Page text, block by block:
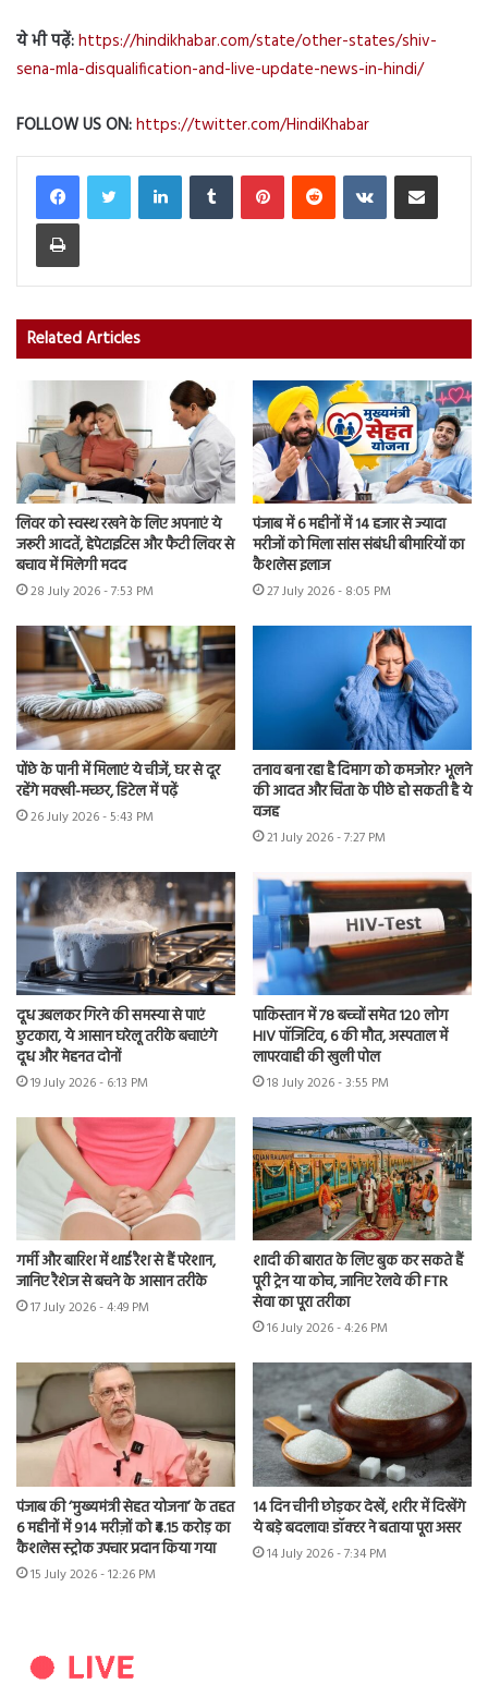
ये भी पढ़ें:https://hindikhabar.com/state/other-states/shiv-
sena-mla-disqualification-and-live-update-news-in-hindi/
FOLLOW US ON:https://twitter.com/HindiKhabar
LinkedInTumblr PinterestReddit VKontakteShare via Email
Print
Related Articles
लिवर को स्वस्थ रखने के लिए अपनाएं ये
जरूरी आदतें, हेपेटाइटिस और फैटी लिवर से
बचाव में मिलेगी मदद
28 July 2026 - 7:53 PM
पंजाब में 6 महीनों में 14 हजार से ज्यादा
मरीजों को मिला सांस संबंधी बीमारियों का
कैशलेस इलाज
27 July 2026 - 8:05 PM
पोंछे के पानी में मिलाएं ये चीजें, घर से दूर
रहेंगे मक्खी-मच्छर, डिटेल में पढ़ें
26 July 2026 - 5:43 PM
तनाव बना रहा है दिमाग को कमजोर? भूलने
की आदत और चिंता के पीछे हो सकती है ये
वजह
21 July 2026 - 7:27 PM
दूध उबलकर गिरने की समस्या से पाएं
छुटकारा, ये आसान घरेलू तरीके बचाएंगे
दूध और मेहनत दोनों
19 July 2026 - 6:13 PM
पाकिस्तान में 78 बच्चों समेत 120 लोग
HIV पॉजिटिव, 6 की मौत, अस्पताल में
लापरवाही की खुली पोल
18 July 2026 - 3:55 PM
गर्मी और बारिश में थाई रैश से हैं परेशान,
जानिए रैशेज से बचने के आसान तरीके
17 July 2026 - 4:49 PM
शादी की बारात के लिए बुक कर सकते हैं
पूरी ट्रेन या कोच, जानिए रेलवे की FTR
सेवा का पूरा तरीका
16 July 2026 - 4:26 PM
पंजाब की ‘मुख्यमंत्री सेहत योजना’ के तहत
6 महीनों में 914 मरीज़ों को ₹4.15 करोड़ का
कैशलेस स्ट्रोक उपचार प्रदान किया गया
15 July 2026 - 12:26 PM
14 दिन चीनी छोड़कर देखें, शरीर में दिखेंगे
ये बड़े बदलाव! डॉक्टर ने बताया पूरा असर
14 July 2026 - 7:34 PM